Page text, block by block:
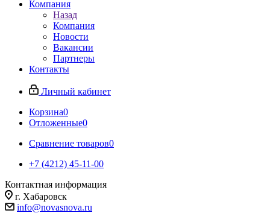
Компания
Назад
Компания
Новости
Вакансии
Партнеры
Контакты
Личный кабинет
Корзина0
Отложенные0
Сравнение товаров0
+7 (4212) 45-11-00
Контактная информация
г. Хабаровск
info@novasnova.ru